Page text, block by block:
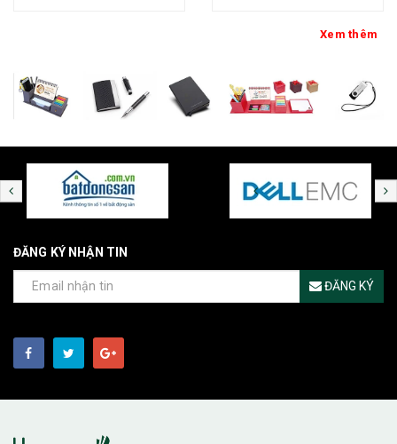
Xem thêm
ĐĂNG KÝ NHẬN TIN
ĐĂNG KÝ